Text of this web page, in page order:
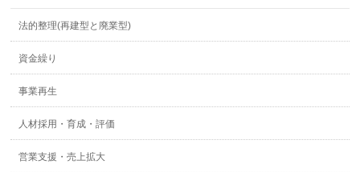
法的整理(再建型と廃業型)
資金繰り
事業再生
人材採用・育成・評価
営業支援・売上拡大